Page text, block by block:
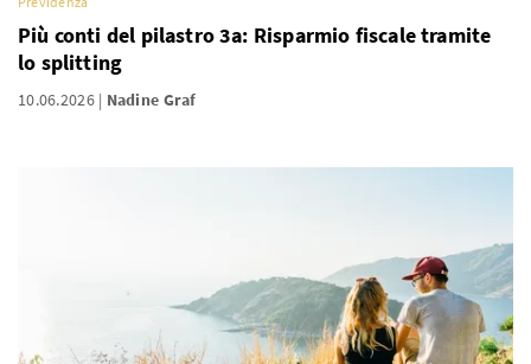
Più conti del pilastro 3a: Risparmio fiscale tramite
lo splitting
10.06.2026 Nadine Graf